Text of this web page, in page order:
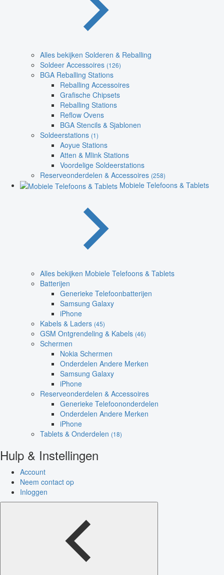
Alles bekijken Solderen & Reballing
Soldeer Accessoires (126)
BGA Reballing Stations
Reballing Accessoires
Grafische Chipsets
Reballing Stations
Reflow Ovens
BGA Stencils & Sjablonen
Soldeerstations (1)
Aoyue Stations
Atten & Mlink Stations
Voordelige Soldeerstations
Reserveonderdelen & Accessoires (258)
Mobiele Telefoons & Tablets
Alles bekijken Mobiele Telefoons & Tablets
Batterijen
Generieke Telefoonbatterijen
Samsung Galaxy
iPhone
Kabels & Laders (45)
GSM Ontgrendeling & Kabels (46)
Schermen
Nokia Schermen
Onderdelen Andere Merken
Samsung Galaxy
iPhone
Reserveonderdelen & Accessoires
Generieke Telefoononderdelen
Onderdelen Andere Merken
iPhone
Tablets & Onderdelen (18)
Hulp & Instellingen
Account
Neem contact op
Inloggen